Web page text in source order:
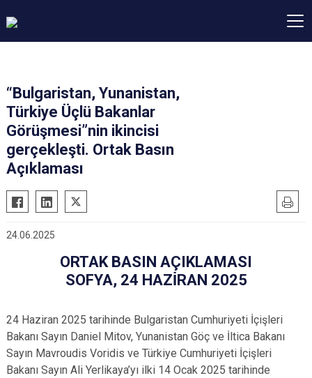
“Bulgaristan, Yunanistan,
Türkiye Üçlü Bakanlar
Görüşmesi”nin ikincisi
gerçekleşti. Ortak Basın
Açıklaması
24.06.2025
ORTAK BASIN AÇIKLAMASI
SOFYA, 24 HAZİRAN 2025
24 Haziran 2025 tarihinde Bulgaristan Cumhuriyeti İçişleri
Bakanı Sayın Daniel Mitov, Yunanistan Göç ve İltica Bakanı
Sayın Mavroudis Voridis ve Türkiye Cumhuriyeti İçişleri
Bakanı Sayın Ali Yerlikaya’yı ilki 14 Ocak 2025 tarihinde